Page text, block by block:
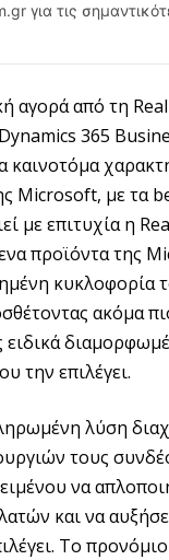
για τις
αγορά από τη
365
καινοτόμα
Microsoft, με τα
με επιτυχία η
προϊόντα της
ακόμα
ειδικά
την επιλέγει.
λύση
τους
να
και να
Το